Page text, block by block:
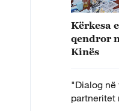
Kërkesa
qendror
Kinës
"Dialog
partneritet